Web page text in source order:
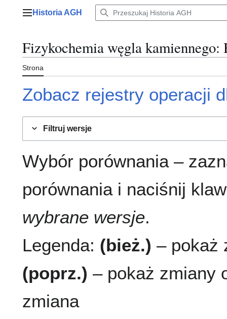
Menu główne
Historia AGH
Fizykochemia węgla kamiennego:
Strona
Zobacz rejestry operacji
Filtruj wersje
Wybór porównania –
porównania i naciśnij
wybrane wersje.
Legenda: (bież.) – pokaż
(poprz.) – pokaż zmiany
zmiana